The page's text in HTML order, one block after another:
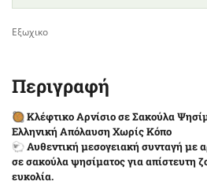
Εξωχικο
Περιγραφή
🥘Κλέφτικο Αρνίσιο σε Σακούλα
Ελληνική Απόλαυση Χωρίς Κόπο
🐑Αυθεντική μεσογειακή συνταγή με
σε σακούλα ψησίματος για απίστευτη
ευκολία.